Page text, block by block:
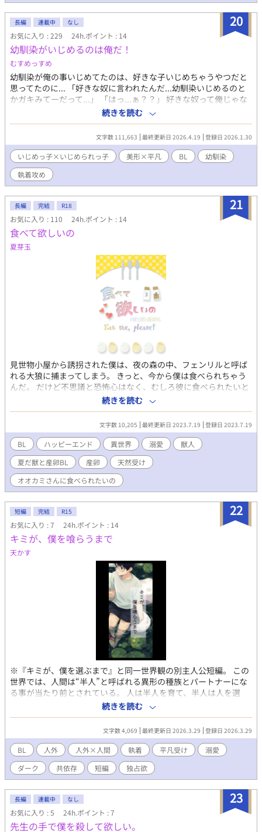
20
長編 連載中 なし
お気に入り : 229 24h.ポイント : 14
幼馴染がいじめるのは俺だ！
むすめっすめ
幼馴染が俺の事いじめてたのは、好きな子いじめちゃうやつだと
思ってたのに... 「好きな奴に言われたんだ...幼馴染いじめるのと
かガキみてーだって...」 「はっ...ぁ？？」 好きな奴って俺じゃな
いの___！？ ただのいじめっ子×勘違いいじめられっ子 ーーーー
ーー 主人公 いじめられっ子 小鳥遊洸人 タカナシ ヒロト 小学生の
頃から幼馴染の神宮寺 千透星にいじめられている。 姉の助言(？)
から千透星が自分のこといじめるのは小学生特有の“好きな子いじ
めちゃうヤツ“だと思い込むようになり、そんな千透星を、可愛い
じゃん...？と思っていた。 高校で初めて千透星に好きな人が出来
たことを知ったことから、 脳破壊。 千透星への恋心を自覚する。
幼馴染 いじめっ子 神宮寺 千透星 ジングウジ チトセ 小学生の頃か
ら幼馴染の小鳥遊 洸人をいじめている。 美形であり、陰キャの洸
人とは違い周りに人が集まりやすい。(洸人は千透星がわざと自分
の周りに集まらないように牽制していると勘違いしている) 転校生
の須藤千尋が初恋である
続きを読む
文字数 111,663 最終更新日 2026.4.19 登録日 2026.1.30
いじめっ子×いじめられっ子 美形×平凡 BL
幼馴染
執着攻め
21
長編 完結 R18
お気に入り : 110 24h.ポイント : 14
食べて欲しいの
夏芽玉
見世物小屋から誘拐された僕は、夜の森の中、フェンリルと呼ば
れる大狼に捕まってしまう。 きっと、今から僕は食べられちゃう
んだ。 だけど不思議と恐怖心はなく、むしろ彼に食べられたいと
僕は願ってしまって…… Tectorum様主催、「夏だ!! 産卵!! 獣
BL」企画参加作品です。 【大狼獣人】×【小鳥獣人】 他サイトに
続きを読む
文字数 10,205 最終更新日 2023.7.19 登録日 2023.7.19
BL ハッピーエンド 異世界 溺愛
獣人
夏だ獣と産卵BL
産卵
天然受け
オオカミさんに食べられたいの
22
短編 完結 R15
お気に入り : 7 24h.ポイント : 14
キミが、僕を喰らうまで
天かす
※『キミが、僕を選ぶまで』と同一世界観の別主人公短編。 この
世界では、人間は“半人”と呼ばれる異形の種族とパートナーにな
る事が当たり前とされている。 人は半人を育て、半人は人を選
び、そうして互いに生きていく世界。 人と話すのが苦手で、目を
合わせることすら怖い高校生・小鳥雅。 そんな彼のパートナー
は、山奥の池に棲む白蛇の半人・サエル。 美しく、可愛らしく、
そして恐ろしいほど執着深いその存在は、雅のことだけを見つ
め、雅のためだけに牙を隠している。 八年前に結ばれた契約。 十
八歳までの猶予。 その先に待つのは、救いか、それとも――。 こ
れは、 白蛇の半人に愛され囚われていく平凡男子と、その子に執
着している白蛇の少し歪で甘い短編BL。 ※世界観の詳細は前作
『キミが、僕を選ぶまで』 にて描かれています。 本作単体でも読
めますが、あわせて読むとより世界観を楽しめます。 人外×平凡
男子／執着／共依存／ややダーク寄りBL短編
続きを読む
文字数 4,069 最終更新日 2026.3.29 登録日 2026.3.29
BL 人外 人外×人間 執着 平凡受け
溺愛
ダーク
共依存 短編 独占欲
23
長編 連載中 なし
お気に入り : 5 24h.ポイント : 7
先生の手で僕を殺して欲しい。